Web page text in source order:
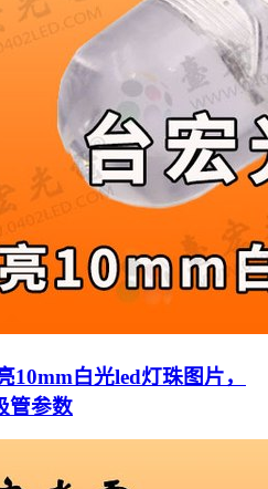
10mm白光led灯珠图片，
管参数